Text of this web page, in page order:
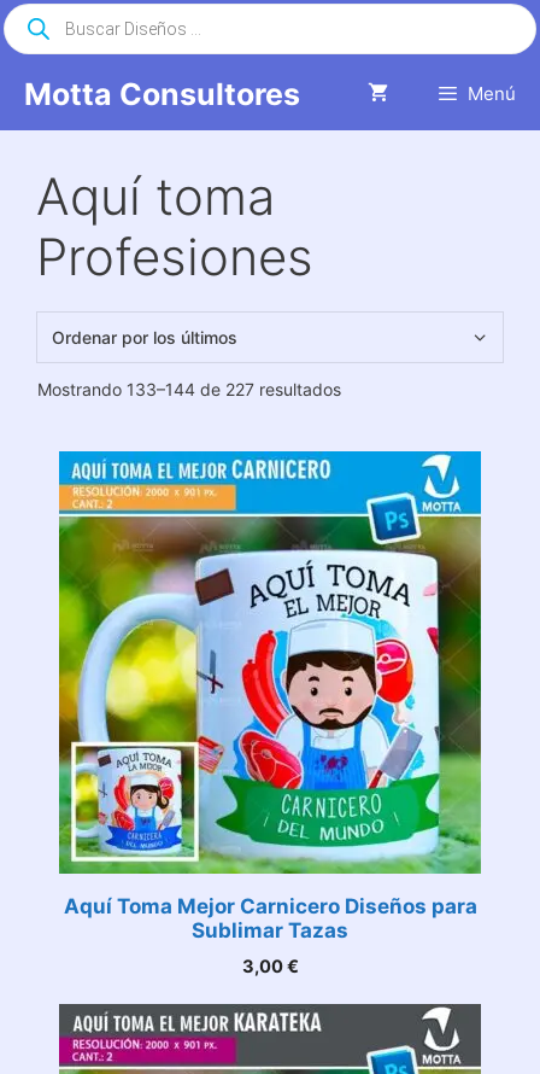
Saltar
al
Motta Consultores Menú
Búsqueda
de
productos
Aquí toma
Profesiones
Mostrando 133–144 de 227 resultadosOrdenado
Aquí Toma Mejor Carnicero Diseños para
Sublimar Tazas
3,00€